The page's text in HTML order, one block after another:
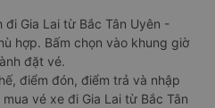
Gia Lai từ Bắc Tân Uyên -
hợp. Bấm chọn vào khung giờ
đặt vé.
điểm đón, điểm trả và nhập
vé xe đi Gia Lai từ Bắc Tân